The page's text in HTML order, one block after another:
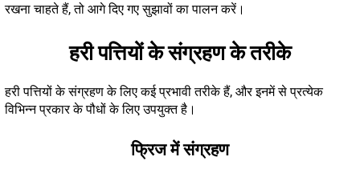
रखना चाहते हैं, तो आगे दिए गए सुझावों का पालन करें।
हरी पत्तियों के संग्रहण के तरीके
हरी पत्तियों के संग्रहण के लिए कई प्रभावी तरीके हैं, और इनमें से प्रत्येक
विभिन्न प्रकार के पौधों के लिए उपयुक्त है।
फ्रिज में संग्रहण